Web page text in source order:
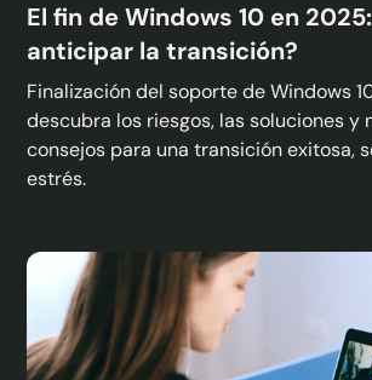
El fin de Windows 10 en
anticipar la transición?
Finalización del soporte de Windows
descubra los riesgos, las soluciones y
consejos para una transición exitosa,
estrés.